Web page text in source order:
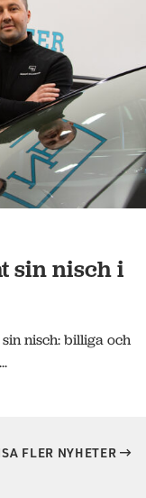
sin nisch i
nisch: billiga och
FLER NYHETER